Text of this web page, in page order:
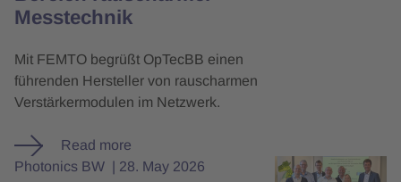
Messtechnik
Mit FEMTO begrüßt OpTecBB einen
führenden Hersteller von rauscharmen
Verstärkermodulen im Netzwerk.
Read more
Photonics BW
28. May 2026